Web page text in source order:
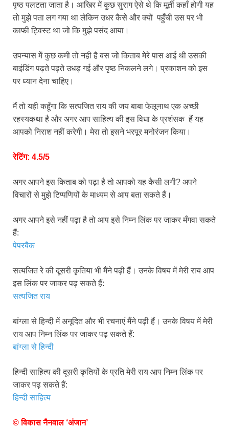
पृष्ठ पलटता जाता है। आखिर में कुछ सुराग ऐसे थे कि मूर्ती कहाँ होगी यह
तो मुझे पता लग गया था लेकिन उधर कैसे और क्यों पहुँची उस पर भी
काफी ट्विस्ट था जो कि मुझे पसंद आया।
उपन्यास में कुछ कमी तो नही है बस जो किताब मेरे पास आई थी उसकी
बाइंडिंग पढ़ते पढ़ते उधड़ गई और पृष्ठ निकलने लगे। प्रकाशन को इस
पर ध्यान देना चाहिए।
मैं तो यही कहूँगा कि सत्यजित राय की जय बाबा फेलूनाथ एक अच्छी
रहस्यकथा है और अगर आप साहित्य की इस विधा के प्रशंसक हैं यह
आपको निराश नहीं करेगी। मेरा तो इसने भरपूर मनोरंजन किया।
रेटिंग: 4.5/5
अगर आपने इस किताब को पढ़ा है तो आपको यह कैसी लगी? अपने
विचारों से मुझे टिप्पणियों के माध्यम से आप बता सकते हैं।
अगर आपने इसे नहीं पढ़ा है तो आप इसे निम्न लिंक पर जाकर मँगवा सकते
हैं:
पेपरबैक
सत्यजित रे की दूसरी कृतिया भी मैंने पढ़ी हैं। उनके विषय में मेरी राय आप
इस लिंक पर जाकर पढ़ सकते हैं:
सत्यजित राय
बांग्ला से हिन्दी में अनूदित और भी रचनाएं मैंने पढ़ी हैं। उनके विषय में मेरी
राय आप निम्न लिंक पर जाकर पढ़ सकते हैं:
बांग्ला से हिन्दी
हिन्दी साहित्य की दूसरी कृतियों के प्रति मेरी राय आप निम्न लिंक पर
जाकर पढ़ सकते हैं:
हिन्दी साहित्य
© विकास नैनवाल ‘अंजान’